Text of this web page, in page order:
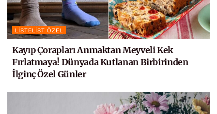
LISTELIST ÖZEL
Kayıp Çorapları Anmaktan Meyveli Kek
Fırlatmaya! Dünyada Kutlanan Birbirinden
İlginç Özel Günler